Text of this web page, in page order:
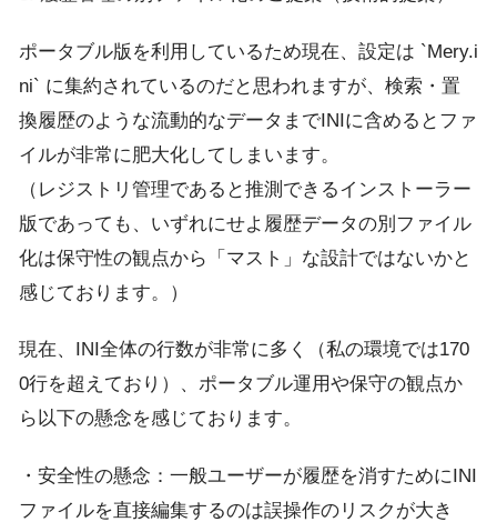
ポータブル版を利用しているため現在、設定は `Mery.i
ni` に集約されているのだと思われますが、検索・置
換履歴のような流動的なデータまでINIに含めるとファ
イルが非常に肥大化してしまいます。
（レジストリ管理であると推測できるインストーラー
版であっても、いずれにせよ履歴データの別ファイル
化は保守性の観点から「マスト」な設計ではないかと
感じております。）
現在、INI全体の行数が非常に多く（私の環境では170
0行を超えており）、ポータブル運用や保守の観点か
ら以下の懸念を感じております。
・安全性の懸念：一般ユーザーが履歴を消すためにINI
ファイルを直接編集するのは誤操作のリスクが大き